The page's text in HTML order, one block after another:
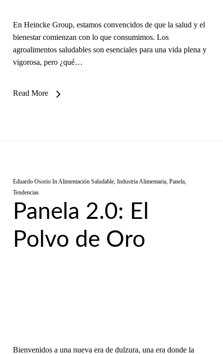
En Heincke Group, estamos convencidos de que la salud y el
bienestar comienzan con lo que consumimos. Los
agroalimentos saludables son esenciales para una vida plena y
vigorosa, pero ¿qué…
Read More
Eduardo Osorio InAlimentación Saludable, Industria Alimentaria, Panela,
Tendencias
Panela 2.0: El
Polvo de Oro
Bienvenidos a una nueva era de dulzura, una era donde la